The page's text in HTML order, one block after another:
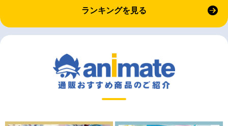
ランキングを見る